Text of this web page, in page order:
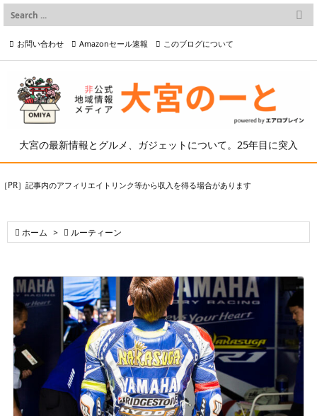
大宮の最新情報とグルメ、ガジェットについて。25年目に突入

メニュー

検索
お問い合わせ Amazonセール速報 このブログについて
プライバシーポリシー等
［PR］記事内のアフィリエイトリンク等から収入を得る場合があります
 ホーム >  ルーティーン